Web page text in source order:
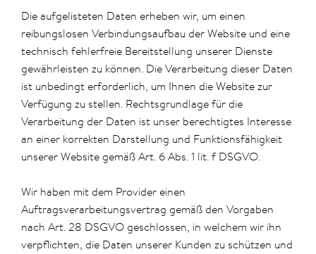
Die aufgelisteten Daten erheben wir, um einen
reibungslosen Verbindungsaufbau der Website und eine
technisch fehlerfreie Bereitstellung unserer Dienste
gewährleisten zu können. Die Verarbeitung dieser Daten
ist unbedingt erforderlich, um Ihnen die Website zur
Verfügung zu stellen. Rechtsgrundlage für die
Verarbeitung der Daten ist unser berechtigtes Interesse
an einer korrekten Darstellung und Funktionsfähigkeit
unserer Website gemäß Art. 6 Abs. 1 lit. f DSGVO.
Wir haben mit dem Provider einen
Auftragsverarbeitungsvertrag gemäß den Vorgaben
nach Art. 28 DSGVO geschlossen, in welchem wir ihn
verpflichten, die Daten unserer Kunden zu schützen und